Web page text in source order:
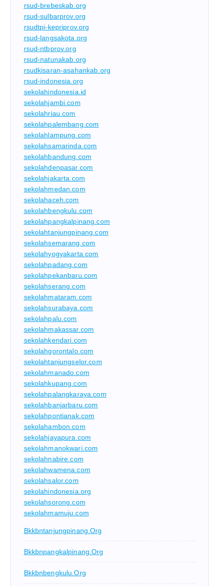
rsud-brebeskab.org
rsud-sulbarprov.org
rsudtpi-kepriprov.org
rsud-langsakota.org
rsud-ntbprov.org
rsud-natunakab.org
rsudkisaran-asahankab.org
rsud-indonesia.org
sekolahindonesia.id
sekolahjambi.com
sekolahriau.com
sekolahpalembang.com
sekolahlampung.com
sekolahsamarinda.com
sekolahbandung.com
sekolahdenpasar.com
sekolahjakarta.com
sekolahmedan.com
sekolahaceh.com
sekolahbengkulu.com
sekolahpangkalpinang.com
sekolahtanjungpinang.com
sekolahsemarang.com
sekolahyogyakarta.com
sekolahpadang.com
sekolahpekanbaru.com
sekolahserang.com
sekolahmataram.com
sekolahsurabaya.com
sekolahpalu.com
sekolahmakassar.com
sekolahkendari.com
sekolahgorontalo.com
sekolahtanjungselor.com
sekolahmanado.com
sekolahkupang.com
sekolahpalangkaraya.com
sekolahbanjarbaru.com
sekolahpontianak.com
sekolahambon.com
sekolahjayapura.com
sekolahmanokwari.com
sekolahnabire.com
sekolahwamena.com
sekolahsalor.com
sekolahindonesia.org
sekolahsorong.com
sekolahmamuju.com
Bkkbntanjungpinang.org
Bkkbnpangkalpinang.org
Bkkbnbengkulu.org